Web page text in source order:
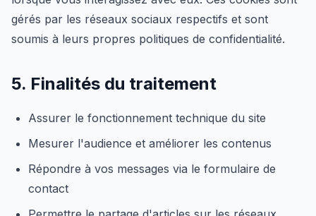
gérés par les réseaux sociaux respectifs et sont
soumis à leurs propres politiques de confidentialité.
5. Finalités du traitement
Assurer le fonctionnement technique du site
Mesurer l'audience et améliorer les contenus
Répondre à vos messages via le formulaire de
contact